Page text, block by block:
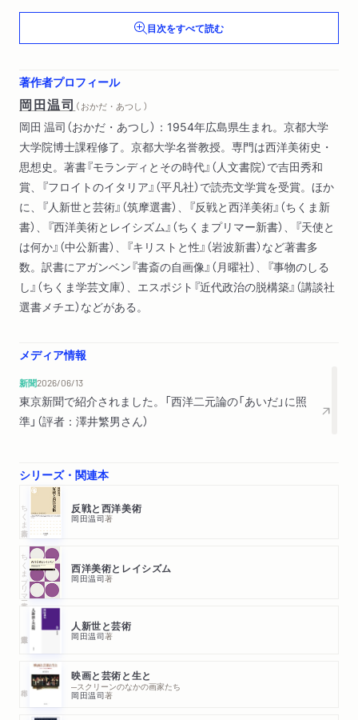
「～でないもののように（ホース・メ）」とメシア（的なもの）
マルチチュードと潜勢力
無為と生きた労働
生政治と生権力
スピノザをめぐって
「貧しさ」をめぐって
Ⅵ ドン・キホーテの存在論
Ⅶ 「アナーキーはデモクラシーよりも興味深い」
Ⅷ 精神分析について彼が知っている二、三の事柄
メランコリーとフェティシズム――「否認」と「閾」
精神分析との格闘
主権権力と父の法
哲学的考古学と「退行」
異端の告白
「原罪」への抵抗
思考のモデルとしての異端者アヴェロエス
修道会と教会
アウグスティヌスとの対決
オリゲネスへの共感
使徒パウロへの回帰
Ⅹ 喜劇に始まり喜劇に終わる――結びに代えて
アガンベン・ブックガイド
索引
目次をすべて読む
著作者プロフィール
岡田温司 （ おかだ・あつし ）
岡田 温司（おかだ・あつし）：1954年広島県生まれ。京都大学
大学院博士課程修了。京都大学名誉教授。専門は西洋美術史・
思想史。著書『モランディとその時代』（人文書院）で吉田秀和
賞、『フロイトのイタリア』（平凡社）で読売文学賞を受賞。ほか
に、『人新世と芸術』（筑摩選書）、『反戦と西洋美術』（ちくま新
書）、『西洋美術とレイシズム』（ちくまプリマー新書）、『天使と
は何か』（中公新書）、『キリストと性』（岩波新書）など著書多
数。訳書にアガンベン『書斎の自画像』（月曜社）、『事物のしる
し』（ちくま学芸文庫）、エスポジト『近代政治の脱構築』（講談社
選書メチエ）などがある。
メディア情報
新聞2026/06/13
東京新聞で紹介されました。「西洋二元論の「あいだ」に照
準」（評者：澤井繁男さん）
シリーズ・関連本
ちくま新書 反戦と西洋美術
岡田温司著
ちくまプリマー新書 西洋美術とレイシズム
岡田温司著
人新世と芸術
岡田温司著
映画と芸術と生と
─スクリーンのなかの画家たち
岡田温司著